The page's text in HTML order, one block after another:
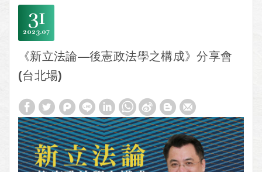
31
07
2023
《新立法論—後憲政法學之構成》分享會
(台北場)